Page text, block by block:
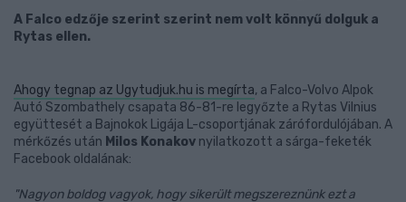
A Falco edzője szerint szerint nem volt könnyű dolguk a
Rytas ellen.
Ahogy tegnap az Ugytudjuk.hu is megírta, a Falco-Volvo Alpok
Autó Szombathely csapata 86-81-re legyőzte a Rytas Vilnius
együttesét a Bajnokok Ligája L-csoportjának zárófordulójában. A
mérkőzés után Milos Konakov nyilatkozott a sárga-feketék
Facebook oldalának:
"Nagyon boldog vagyok, hogy sikerült megszereznünk ezt a